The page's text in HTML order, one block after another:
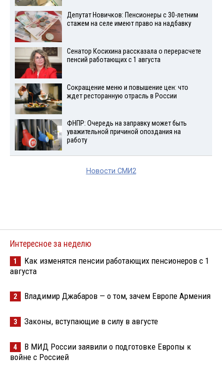
Депутат Новичков: Пенсионеры с 30-летним
стажем на селе имеют право на надбавку
Сенатор Косихина рассказала о перерасчете
пенсий работающих с 1 августа
Сокращение меню и повышение цен: что
ждет ресторанную отрасль в России
ФНПР: Очередь на заправку может быть
уважительной причиной опоздания на
работу
Новости СМИ2
Интересное за неделю
1
Как изменятся пенсии работающих пенсионеров с 1
августа
2 Владимир Джабаров — о том, зачем Европе Армения
3 Законы, вступающие в силу в августе
4
В МИД России заявили о подготовке Европы к
войне с Россией